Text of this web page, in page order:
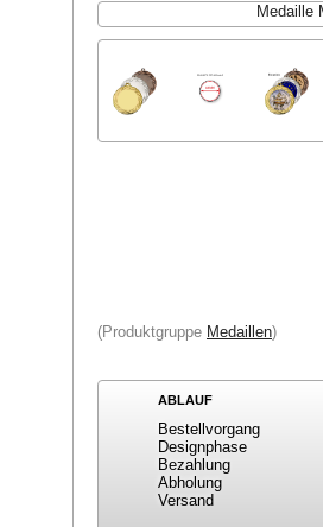
Medaille
(Produktgruppe Medaillen)
ABLAUF
Bestellvorgang
Designphase
Bezahlung
Abholung
Versand